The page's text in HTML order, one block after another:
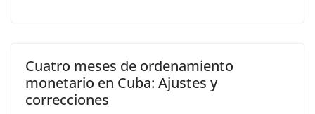
Cuatro meses de ordenamiento
monetario en Cuba: Ajustes y
correcciones